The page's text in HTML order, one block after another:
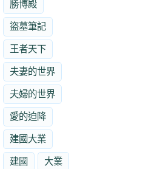
勝博殿
盜墓筆記
王者天下
夫妻的世界
夫婦的世界
愛的迫降
建國大業
建國 大業